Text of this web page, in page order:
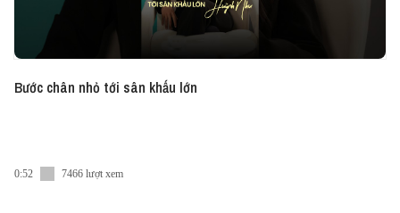
Bước chân nhỏ tới sân khấu lớn
0:52 7466 lượt xem